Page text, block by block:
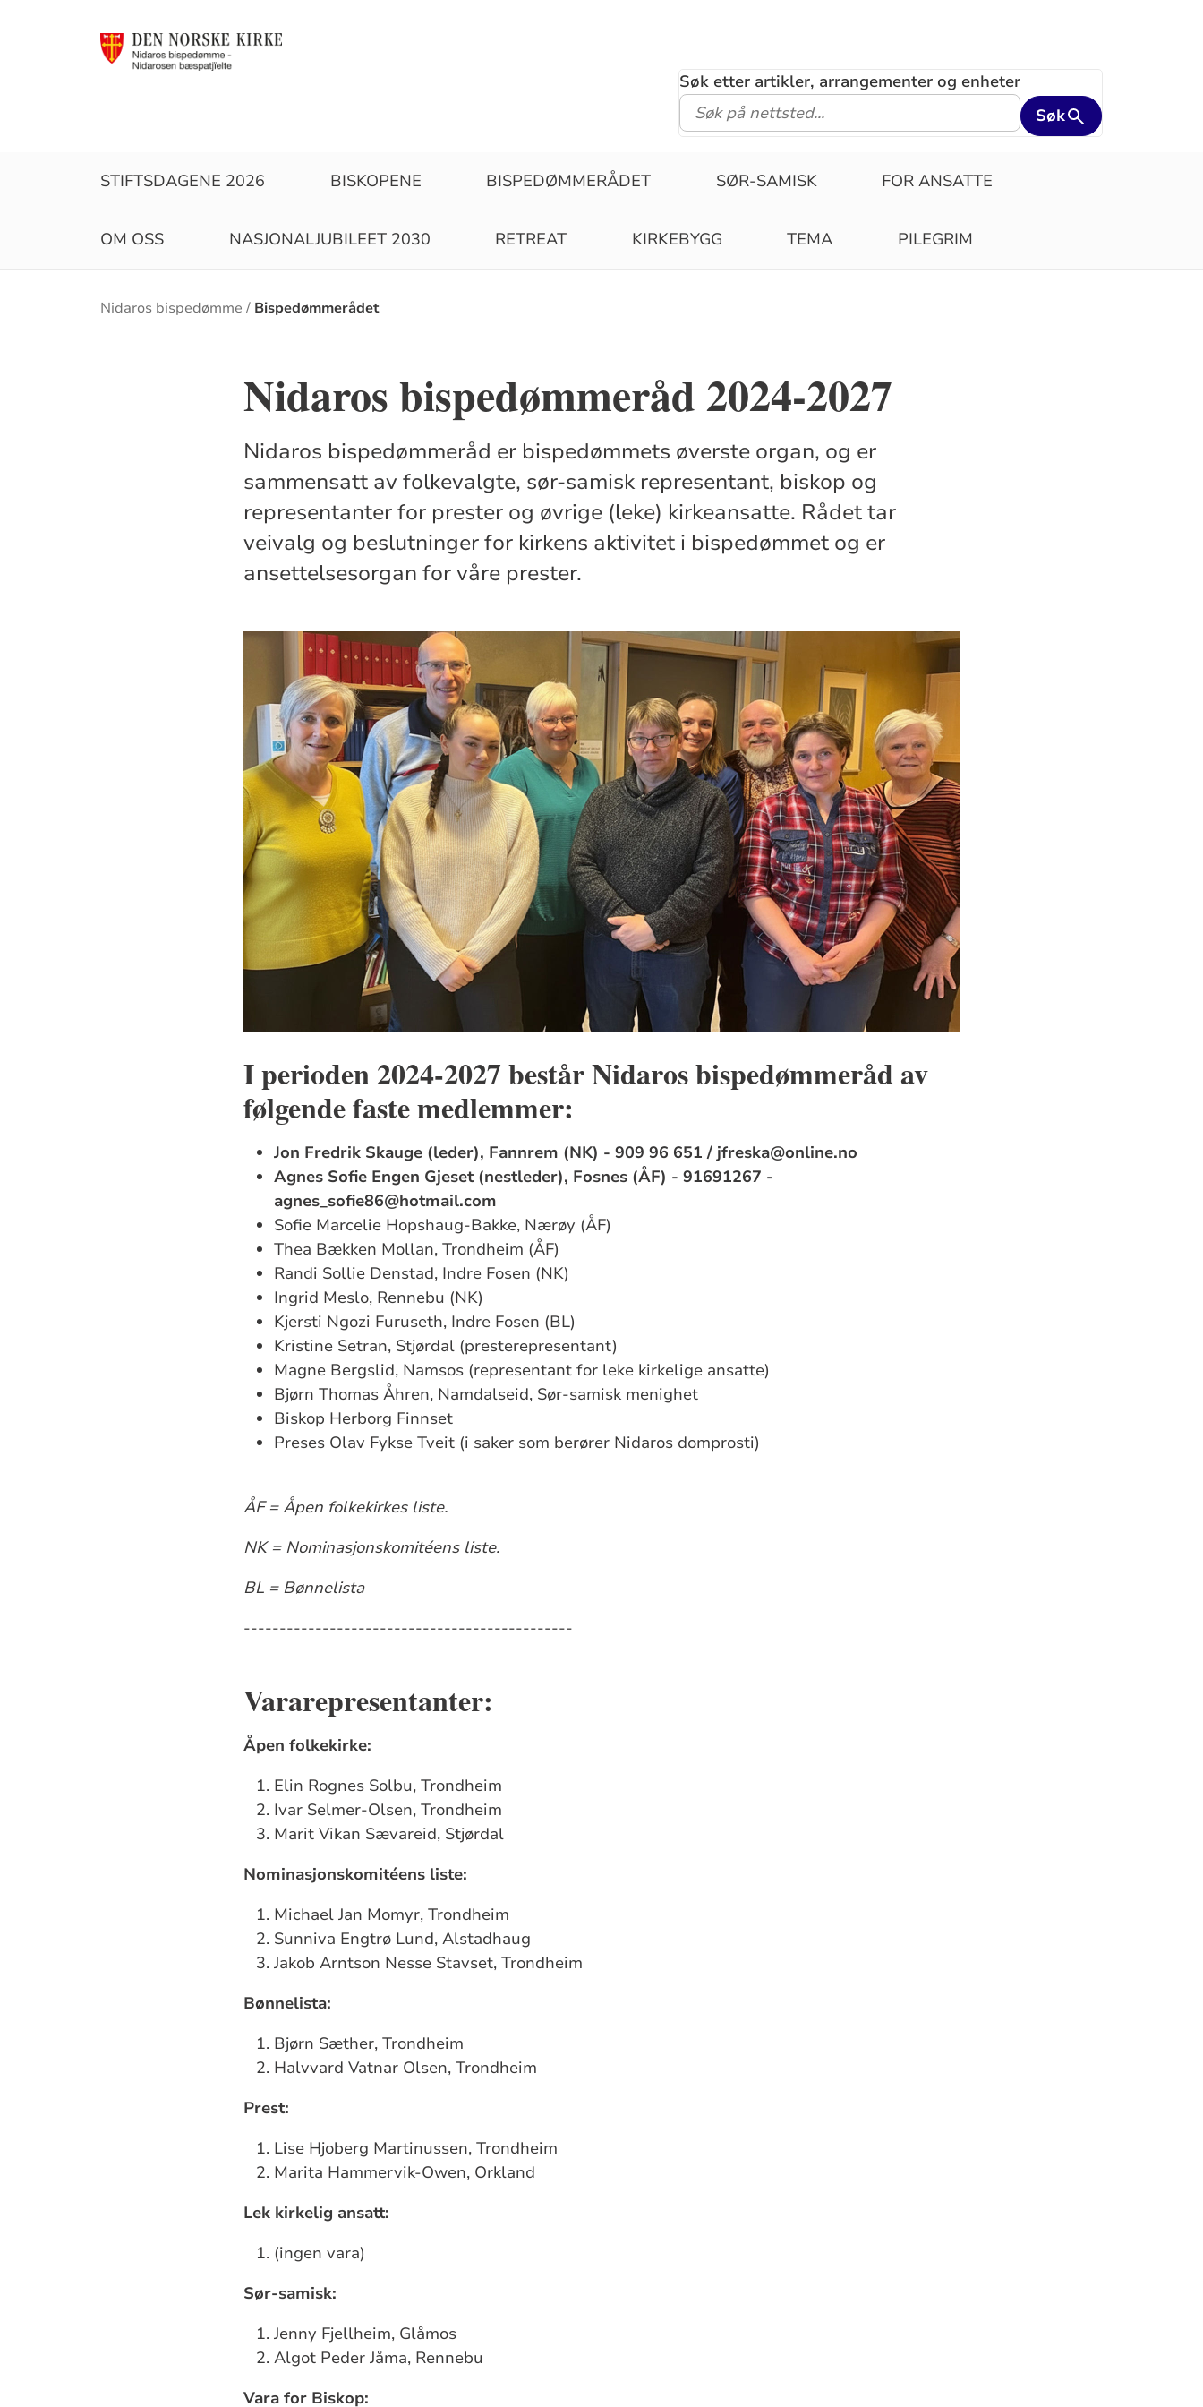
Søk etter artikler, arrangementer og enheter
Søk
STIFTSDAGENE 2026 BISKOPENE BISPEDØMMERÅDET SØR-SAMISK FOR ANSATTE
OM OSS NASJONALJUBILEET 2030 RETREAT KIRKEBYGG TEMA PILEGRIM
Brødsmulesti
Nidaros bispedømme Bispedømmerådet
Nidaros bispedømmeråd 2024-2027
Nidaros bispedømmeråd er bispedømmets øverste organ, og er
sammensatt av folkevalgte, sør-samisk representant, biskop og
representanter for prester og øvrige (leke) kirkeansatte. Rådet tar
veivalg og beslutninger for kirkens aktivitet i bispedømmet og er
ansettelsesorgan for våre prester.
I perioden 2024-2027 består Nidaros bispedømmeråd av
følgende faste medlemmer:
Jon Fredrik Skauge (leder), Fannrem (NK) - 909 96 651 / jfreska@online.no
Agnes Sofie Engen Gjeset (nestleder), Fosnes (ÅF) - 91691267 -
agnes_sofie86@hotmail.com
Sofie Marcelie Hopshaug-Bakke, Nærøy (ÅF)
Thea Bækken Mollan, Trondheim (ÅF)
Randi Sollie Denstad, Indre Fosen (NK)
Ingrid Meslo, Rennebu (NK)
Kjersti Ngozi Furuseth, Indre Fosen (BL)
Kristine Setran, Stjørdal (presterepresentant)
Magne Bergslid, Namsos (representant for leke kirkelige ansatte)
Bjørn Thomas Åhren, Namdalseid, Sør-samisk menighet
Biskop Herborg Finnset
Preses Olav Fykse Tveit (i saker som berører Nidaros domprosti)
ÅF = Åpen folkekirkes liste.
NK = Nominasjonskomitéens liste.
BL = Bønnelista
----------------------------------------------
Vararepresentanter:
Åpen folkekirke:
Elin Rognes Solbu, Trondheim
Ivar Selmer-Olsen, Trondheim
Marit Vikan Sævareid, Stjørdal
Nominasjonskomitéens liste:
Michael Jan Momyr, Trondheim
Sunniva Engtrø Lund, Alstadhaug
Jakob Arntson Nesse Stavset, Trondheim
Bønnelista:
Bjørn Sæther, Trondheim
Halvvard Vatnar Olsen, Trondheim
Prest:
Lise Hjoberg Martinussen, Trondheim
Marita Hammervik-Owen, Orkland
Lek kirkelig ansatt:
(ingen vara)
Sør-samisk:
Jenny Fjellheim, Glåmos
Algot Peder Jåma, Rennebu
Vara for Biskop: